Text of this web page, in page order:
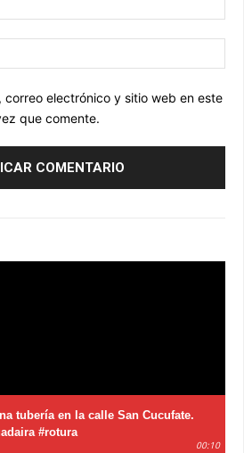
correo electrónico y sitio web en este
que comente.
tubería en la calle San Cucufate.
#rotura
00:10